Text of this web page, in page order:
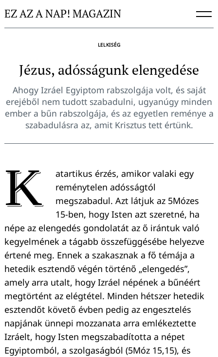
toEZ AZ A NAP! MAGAZIN
LELKISÉG
Jézus, adósságunk elengedése
Ahogy Izráel Egyiptom rabszolgája volt, és saját
erejéből nem tudott szabadulni, ugyanúgy minden
ember a bűn rabszolgája, és az egyetlen reménye a
szabadulásra az, amit Krisztus tett értünk.
K
atartikus érzés, amikor valaki egy
reménytelen adósságtól
megszabadul. Azt látjuk az 5Mózes
15-ben, hogy Isten azt szeretné, ha
népe az elengedés gondolatát az ő irántuk való
kegyelmének a tágabb összefüggésébe helyezve
értené meg. Ennek a szakasznak a fő témája a
hetedik esztendő végén történő „elengedés”,
amely arra utalt, hogy Izráel népének a bűnéért
megtörtént az elégtétel. Minden hétszer hetedik
esztendőt követő évben pedig az engesztelés
napjának ünnepi mozzanata arra emlékeztette
Izráelt, hogy Isten megszabadította a népet
Egyiptomból, a szolgaságból (5Móz 15,15), és